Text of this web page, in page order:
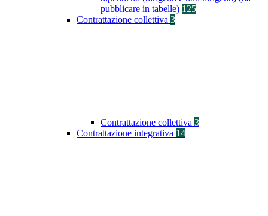
pubblicare in tabelle) 125
Contrattazione collettiva 3
Contrattazione collettiva 3
Contrattazione integrativa 14